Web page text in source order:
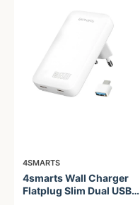
4SMARTS
4smarts Wall Charger
Flatplug Slim Dual USB-